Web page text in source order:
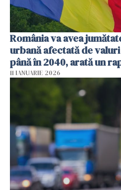
România va avea
urbană afectată de
până în 2040, arată un
11 IANUARIE 2026